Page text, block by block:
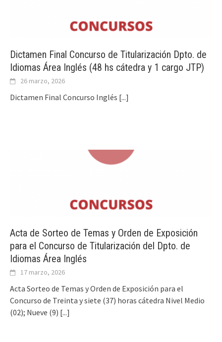
Dictamen Final Concurso de Titularización Dpto. de
Idiomas Área Inglés (48 hs cátedra y 1 cargo JTP)
26 marzo, 2026
Dictamen Final Concurso Inglés [...]
Acta de Sorteo de Temas y Orden de Exposición
para el Concurso de Titularización del Dpto. de
Idiomas Área Inglés
17 marzo, 2026
Acta Sorteo de Temas y Orden de Exposición para el
Concurso de Treinta y siete (37) horas cátedra Nivel Medio
(02); Nueve (9) [...]